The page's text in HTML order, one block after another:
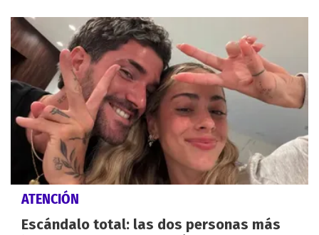
ATENCIÓN
Escándalo total: las dos personas más